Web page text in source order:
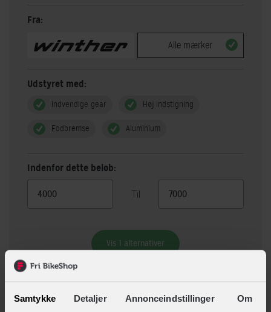
Samtykke Detaljer Annonceindstillinger Om
Fra:
Alle mærker
Udstyret med:
Indvendige gear Høj indstigning
Fodbremse Aluminium
Indenfor dette beløb:
Til
Vis 1 alternativer